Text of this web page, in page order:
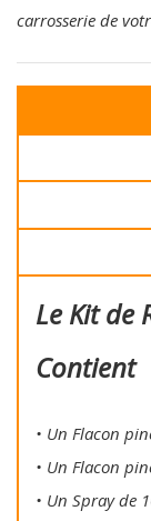
carrosserie de
Le Kit de
Contient
• Un Flacon
• Un Flacon
• Un Spray de